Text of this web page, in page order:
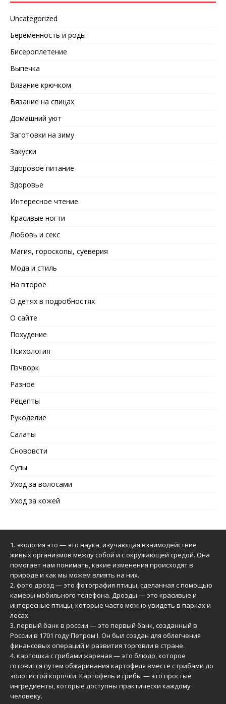
Uncategorized
Беременность и роды
Бисероплетение
Выпечка
Вязание крючком
Вязание на спицах
Домашний уют
Заготовки на зиму
Закуски
Здоровое питание
Здоровье
Интересное чтение
Красивые ногти
Любовь и секс
Магия, гороскопы, суеверия
Мода и стиль
На второе
О детях в подробностях
О сайте
Похудение
Психология
Пэчворк
Разное
Рецепты
Рукоделие
Салаты
Снововсти
Супы
Уход за волосами
Уход за кожей
1. экология это — это наука, изучающая взаимодействие
живых организмов между собой и с окружающей средой. Она
помогает нам понимать, какие изменения происходят в
природе и как мы можем влиять на них.
2. фото дрозд— это фотография птицы, сделанная с помощью
камеры мобильного телефона. Дрозды — это красивые и
интересные птицы, которые часто можно увидеть в парках и
лесах.
3. первый банк в россии — это первый банк, созданный в
России в 1701 году Петром I. Он был создан для облегчения
финансовых операций и развития торговли в стране.
4. картошка с грибами жареная — это блюдо, которое
готовится путем обжаривания картофеля вместе с грибами до
золотистой корочки. Картофель и грибы — это простые
ингредиенты, которые доступны практически каждому
человеку.